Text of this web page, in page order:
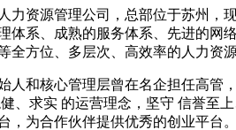
力资源管理公司，总部位于苏州
体系、成熟的服务体系、先进的
方位、多层次、高效率的人力资源
人和核心管理层曾在名企担任高
、求实 的运营理念，坚守 信誉至
为合作伙伴提供优秀的创业平台。